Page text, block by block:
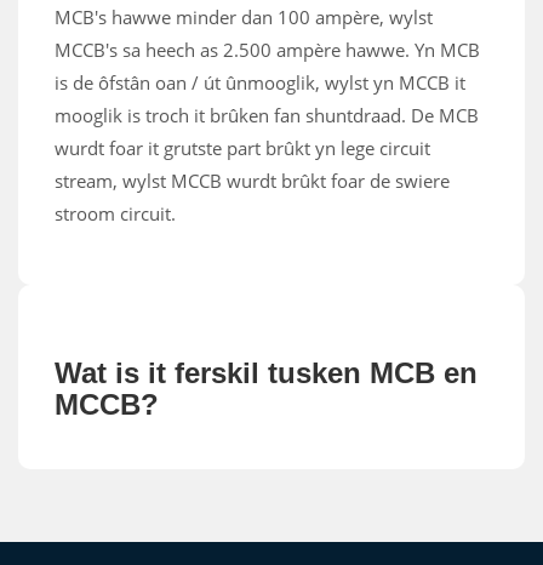
MCB's hawwe minder dan 100 ampère, wylst
MCCB's sa heech as 2.500 ampère hawwe. Yn MCB
is de ôfstân oan / út ûnmooglik, wylst yn MCCB it
mooglik is troch it brûken fan shuntdraad. De MCB
wurdt foar it grutste part brûkt yn lege circuit
stream, wylst MCCB wurdt brûkt foar de swiere
stroom circuit.
Wat is it ferskil tusken MCB en
MCCB?